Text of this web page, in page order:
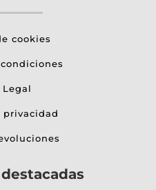
cookies
Legal
privacidad